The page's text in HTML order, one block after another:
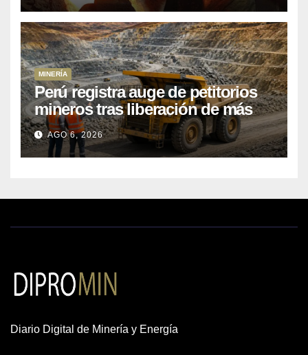
MINERÍA
Perú registra auge de petitorios
mineros tras liberación de más
de mil concesiones para explorar
cobre y oro
AGO 6, 2026
Diario Digital de Minería y Energía